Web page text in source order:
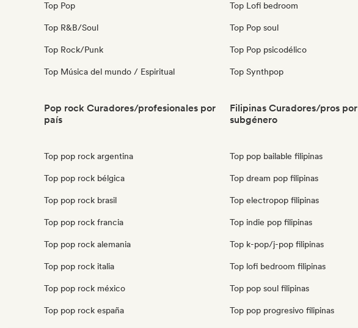
Top Pop
Top R&B/Soul
Top Rock/Punk
Top Música del mundo / Espiritual
Top Lofi bedroom
Top Pop soul
Top Pop psicodélico
Top Synthpop
Pop rock Curadores/profesionales por
país
Top pop rock argentina
Top pop rock bélgica
Top pop rock brasil
Top pop rock francia
Top pop rock alemania
Top pop rock italia
Top pop rock méxico
Top pop rock españa
Filipinas Curadores/pros por
subgénero
Top pop bailable filipinas
Top dream pop filipinas
Top electropop filipinas
Top indie pop filipinas
Top k-pop/j-pop filipinas
Top lofi bedroom filipinas
Top pop soul filipinas
Top pop progresivo filipinas